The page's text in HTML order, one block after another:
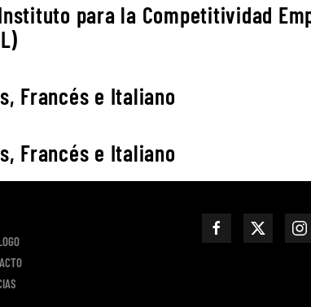
para la Competitividad
Francés e Italiano
Francés e Italiano